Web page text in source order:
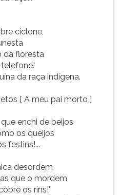
ciclone,
da floresta
da raça indígena.
[ A meu pai morto ]
enchi de beijos
os queijos
festins!...
desordem
que o mordem
os rins!'